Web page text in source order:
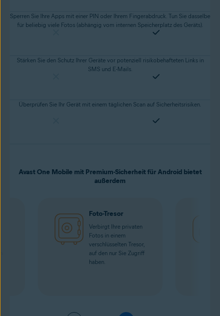
Sperren Sie Ihre Apps mit einer PIN oder Ihrem Fingerabdruck. Tun Sie dasselbe
für beliebig viele Fotos (abhängig vom internen Speicherplatz des Geräts).
Stärken Sie den Schutz Ihrer Geräte vor potenziell risikobehafteten Links in
SMS und E-Mails.
Überprüfen Sie Ihr Gerät mit einem täglichen Scan auf Sicherheitsrisiken.
Avast One Mobile mit Premium-Sicherheit für Android bietet
außerdem
Foto-Tresor
Verbirgt Ihre privaten
Fotos in einem
verschlüsselten Tresor,
auf den nur Sie Zugriff
haben.